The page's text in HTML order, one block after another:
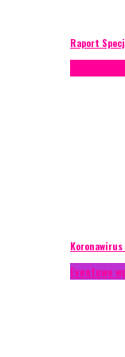
Raport
Eventowe